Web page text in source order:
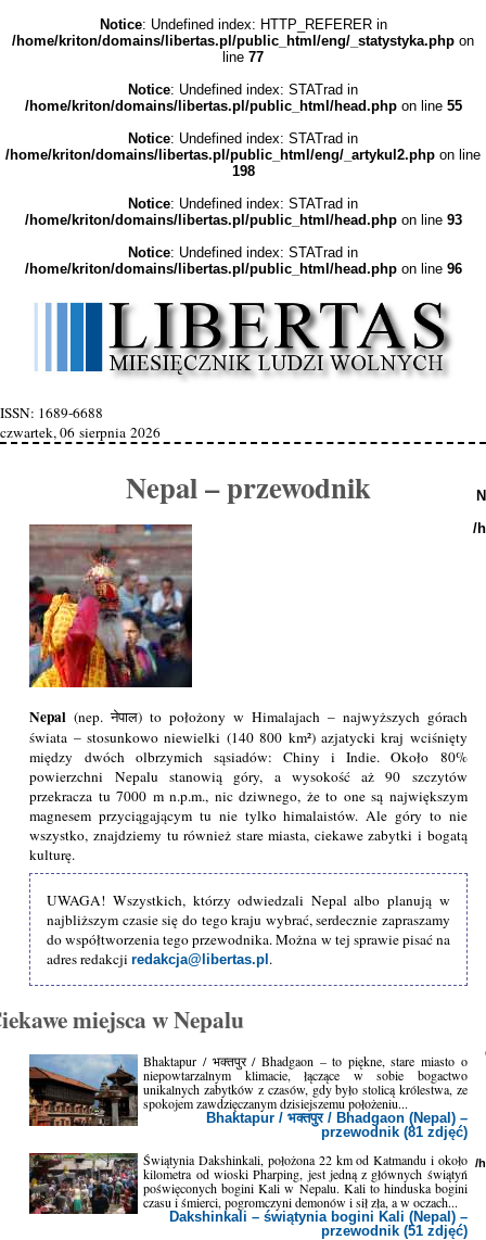
Notice: Undefined index: HTTP_REFERER in
/home/kriton/domains/libertas.pl/public_html/eng/_statystyka.php on
line 77
Notice: Undefined index: STATrad in
/home/kriton/domains/libertas.pl/public_html/head.phpon line 55
Notice: Undefined index: STATrad in
/home/kriton/domains/libertas.pl/public_html/eng/_artykul2.php on line
198
Notice: Undefined index: STATrad in
/home/kriton/domains/libertas.pl/public_html/head.phpon line 93
Notice: Undefined index: STATrad in
/home/kriton/domains/libertas.pl/public_html/head.phpon line 96
ISSN: 1689-6688
czwartek, 06 sierpnia 2026
Nepal – przewodnik
Nepal (nep. नेपाल) to położony w Himalajach – najwyższych górach
świata – stosunkowo niewielki (140 800 km²) azjatycki kraj wciśnięty
między dwóch olbrzymich sąsiadów: Chiny i Indie. Około 80%
powierzchni Nepalu stanowią góry, a wysokość aż 90 szczytów
przekracza tu 7000 m n.p.m., nic dziwnego, że to one są największym
magnesem przyciągającym tu nie tylko himalaistów. Ale góry to nie
wszystko, znajdziemy tu również stare miasta, ciekawe zabytki i bogatą
kulturę.
UWAGA! Wszystkich, którzy odwiedzali Nepal albo planują w
najbliższym czasie się do tego kraju wybrać, serdecznie zapraszamy
do współtworzenia tego przewodnika. Można w tej sprawie pisać na
adres redakcjiredakcja@libertas.pl .
miejsca w Nepalu
Bhaktapur / भक्तपुर / Bhadgaon – to piękne, stare miasto o
niepowtarzalnym klimacie, łączące w sobie bogactwo
unikalnych zabytków z czasów, gdy było stolicą królestwa, ze
spokojem zawdzięczanym dzisiejszemu położeniu...
Bhaktapur / भक्तपुर / Bhadgaon (Nepal) –
przewodnik (81 zdjęć)
Świątynia Dakshinkali, położona 22 km od Katmandu i około
kilometra od wioski Pharping, jest jedną z głównych świątyń
poświęconych bogini Kali w Nepalu. Kali to hinduska bogini
czasu i śmierci, pogromczyni demonów i sił zła, a w oczach...
Dakshinkali – świątynia bogini Kali (Nepal) –
przewodnik (51 zdjęć)
/
/